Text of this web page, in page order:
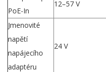
PoE-In
12–57 V
Jmenovité
napětí
napájecího
adaptéru
24 V